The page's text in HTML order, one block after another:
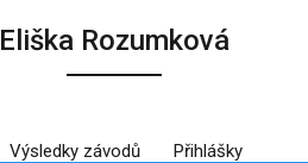
Eliška Rozumková
Výsledky závodů Přihlášky